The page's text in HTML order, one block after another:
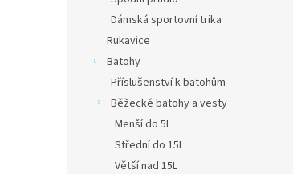
Dámská sportovní trika
Rukavice
Batohy
Příslušenství k batohům
Běžecké batohy a vesty
Menší do 5L
Střední do 15L
Větší nad 15L